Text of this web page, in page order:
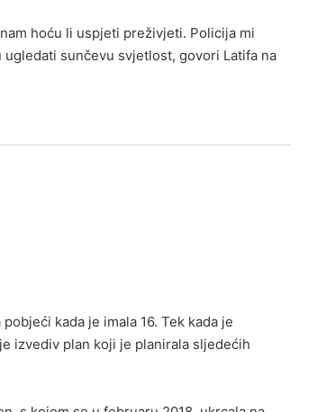
hoću li uspjeti preživjeti. Policija mi
sunčevu svjetlost, govori Latifa na
kada je imala 16. Tek kada je
izvediv plan koji je planirala sljedećih